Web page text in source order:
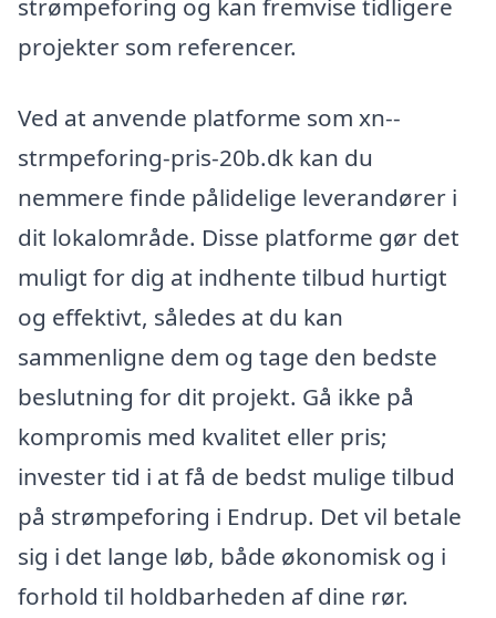
strømpeforing og kan fremvise tidligere
projekter som referencer.
Ved at anvende platforme som xn--
strmpeforing-pris-20b.dk kan du
nemmere finde pålidelige leverandører i
dit lokalområde. Disse platforme gør det
muligt for dig at indhente tilbud hurtigt
og effektivt, således at du kan
sammenligne dem og tage den bedste
beslutning for dit projekt. Gå ikke på
kompromis med kvalitet eller pris;
invester tid i at få de bedst mulige tilbud
på strømpeforing i Endrup. Det vil betale
sig i det lange løb, både økonomisk og i
forhold til holdbarheden af dine rør.